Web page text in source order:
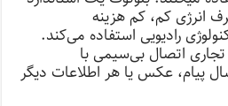
انرژی کم، کم هزینه
رادیویی استفاده می‌کند.
تجاری اتصال بی‌سیمی با
پیام، عکس یا هر اطلاعات دیگر